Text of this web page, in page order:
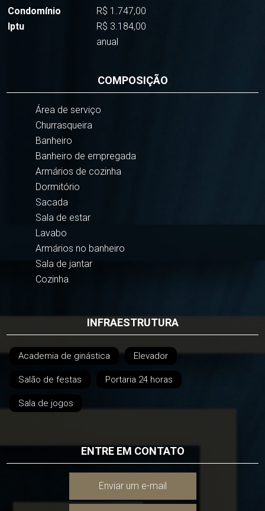
Condomínio
R$ 1.747,00
Iptu
R$ 3.184,00
anual
COMPOSIÇÃO
Área de serviço
Churrasqueira
Banheiro
Banheiro de empregada
Armários de cozinha
Dormitório
Sacada
Sala de estar
Lavabo
Armários no banheiro
Sala de jantar
Cozinha
INFRAESTRUTURA
Academia de ginástica Elevador
Salão de festas Portaria 24 horas
Sala de jogos
ENTRE EM CONTATO
Enviar um e-mail